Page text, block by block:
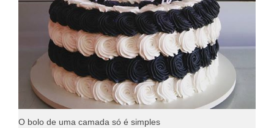
O bolo de uma camada só é simples